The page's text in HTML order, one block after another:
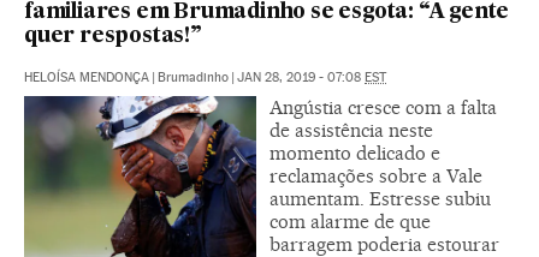
familiares em Brumadinho se esgota: “A gente
quer respostas!”
HELOÍSA MENDONÇA | Brumadinho | JAN 28, 2019 - 07:08 EST
Angústia cresce com a falta
de assistência neste
momento delicado e
reclamações sobre a Vale
aumentam. Estresse subiu
com alarme de que
barragem poderia estourar